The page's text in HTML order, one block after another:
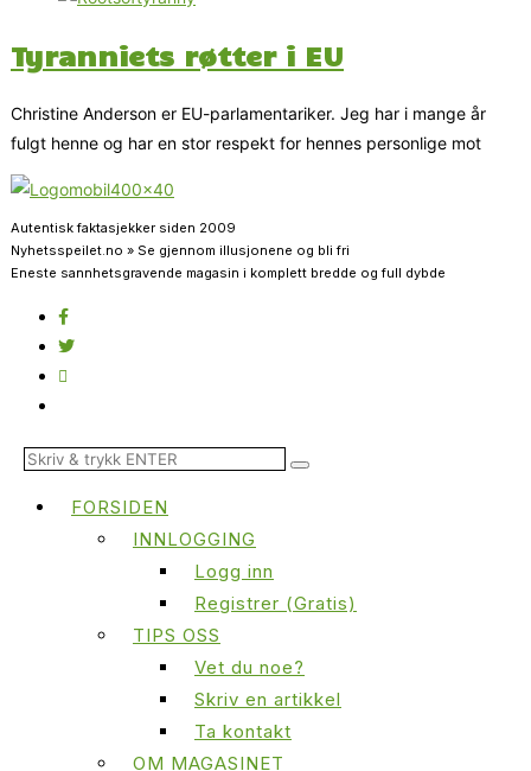
Tyranniets røtter i EU
Christine Anderson er EU-parlamentariker. Jeg har i mange år
fulgt henne og har en stor respekt for hennes personlige mot
Autentisk faktasjekker siden 2009
Nyhetsspeilet.no » Se gjennom illusjonene og bli fri
Eneste sannhetsgravende magasin i komplett bredde og full dybde
FORSIDEN
INNLOGGING
Logg inn
Registrer (Gratis)
TIPS OSS
Vet du noe?
Skriv en artikkel
Ta kontakt
OM MAGASINET